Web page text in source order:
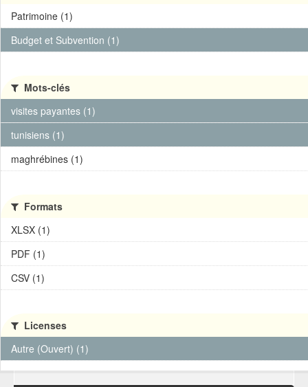
Patrimoine (1)
Budget et Subvention (1)
Mots-clés
visites payantes (1)
tunisiens (1)
maghrébines (1)
Formats
XLSX (1)
PDF (1)
CSV (1)
Licenses
Autre (Ouvert) (1)